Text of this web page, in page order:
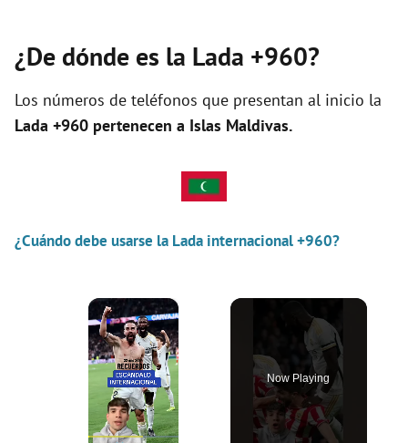
¿De dónde es la Lada +960?
Los números de teléfonos que presentan al inicio la
Lada +960 pertenecen a Islas Maldivas.
¿Cuándo debe usarse la Lada internacional +960?
×
Now Playing